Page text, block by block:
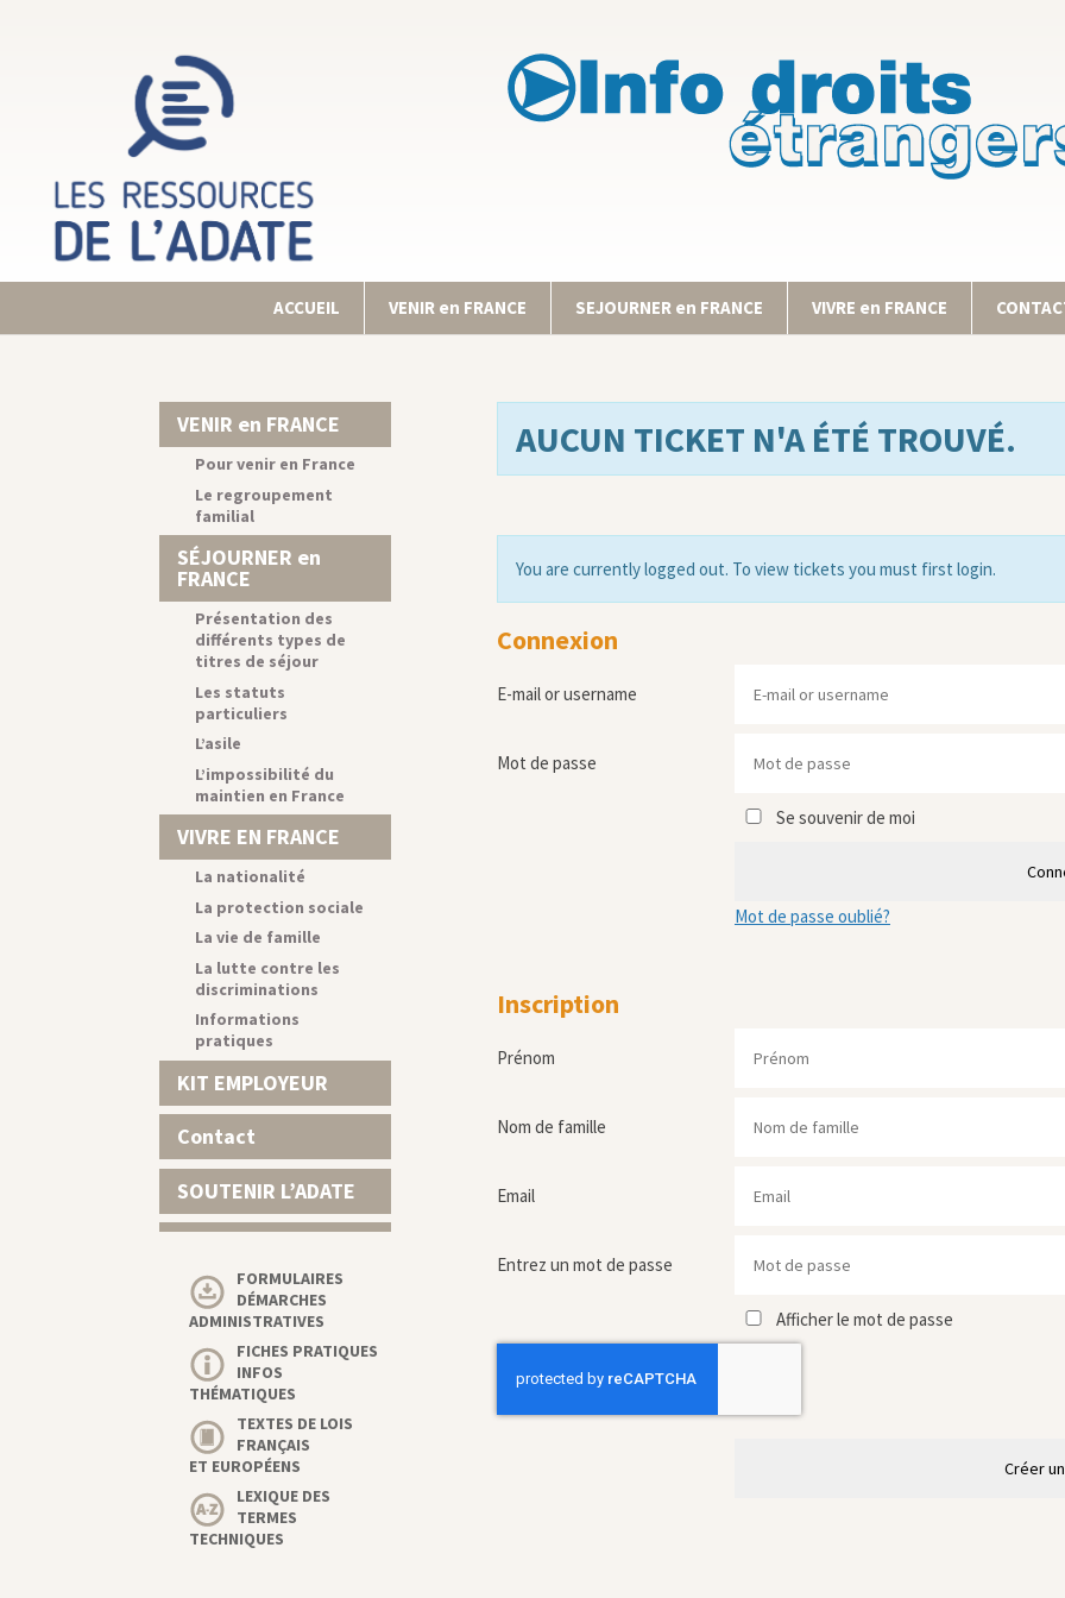
ACCUEIL VENIR en FRANCE SEJOURNER en FRANCE VIVRE en FRANCE
AUCUN TICKET N'A ÉTÉ TROUVÉ.
You are currently logged out. To view tickets you must first login.
Connexion
E-mail or username
Mot de passe
Se souvenir de moi
Mot de passe oublié?
Inscription
Prénom
Nom de famille
Email
Entrez un mot de passe
Afficher le mot de passe
Créer
VENIR en FRANCE
Pour venir en France
Le regroupement
familial
SÉJOURNER en
FRANCE
Présentation des
différents types de
titres de séjour
Les statuts
particuliers
L’asile
L’impossibilité du
maintien en France
VIVRE EN FRANCE
La nationalité
La protection sociale
La vie de famille
La lutte contre les
discriminations
Informations
pratiques
KIT EMPLOYEUR
Contact
SOUTENIR L’ADATE
FORMULAIRES
DÉMARCHES
ADMINISTRATIVES
FICHES PRATIQUES
INFOS
THÉMATIQUES
TEXTES DE LOIS
FRANÇAIS
ET EUROPÉENS
LEXIQUE DES
TERMES
TECHNIQUES